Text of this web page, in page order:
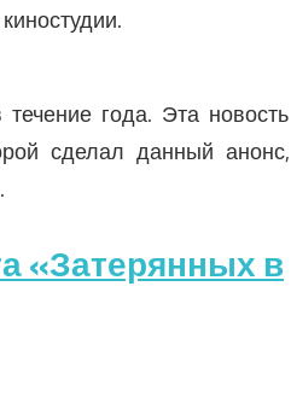
года. Эта новость
сделал данный анонс,
«Затерянных в